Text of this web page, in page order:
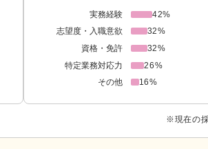
実務経験
42%
志望度・入職意欲
32%
資格・免許
32%
特定業務対応力
26%
その他
16%
※現在の